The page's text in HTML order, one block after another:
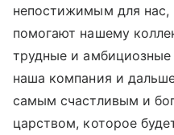
непостижимым для
помогают нашему
трудные и
наша компания и
самым счастливым и
царством, которое